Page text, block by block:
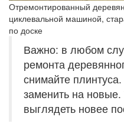
Отремонтированный
циклевальной машиной,
по доске
Важно: в любом
ремонта
снимайте
заменить на новые.
выглядеть новее